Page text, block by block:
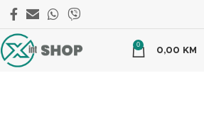
0
0,00 KM